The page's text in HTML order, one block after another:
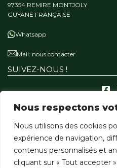
Nous respectons
Nous utilisons des cookies
expérience de navigation,
contenus personnalisés et
cliquant sur « Tout accepter
97354 REMIRE MONTJOLY
GUYANE FRANÇAISE
Whatsapp
Mail: nous contacter.
SUIVEZ-NOUS !
A PROPOS
Notre mission
Nos matériaux